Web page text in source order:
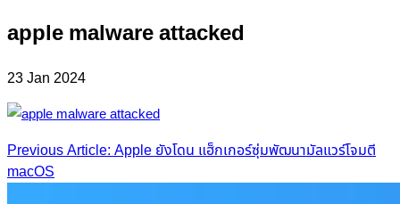
apple malware attacked
23 Jan 2024
Post
navigation
Previous Article: Apple ยังโดน แฮ็กเกอร์ซุ่มพัฒนามัลแวร์โจมตี
macOS